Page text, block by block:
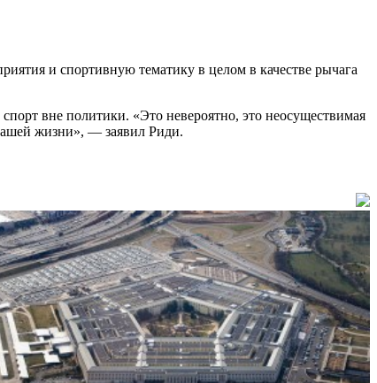
и спортивную тематику в целом в качестве рычага
вне политики. «Это невероятно, это неосуществимая
жизни», — заявил Риди.